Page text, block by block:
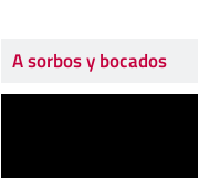
A sorbos y bocados